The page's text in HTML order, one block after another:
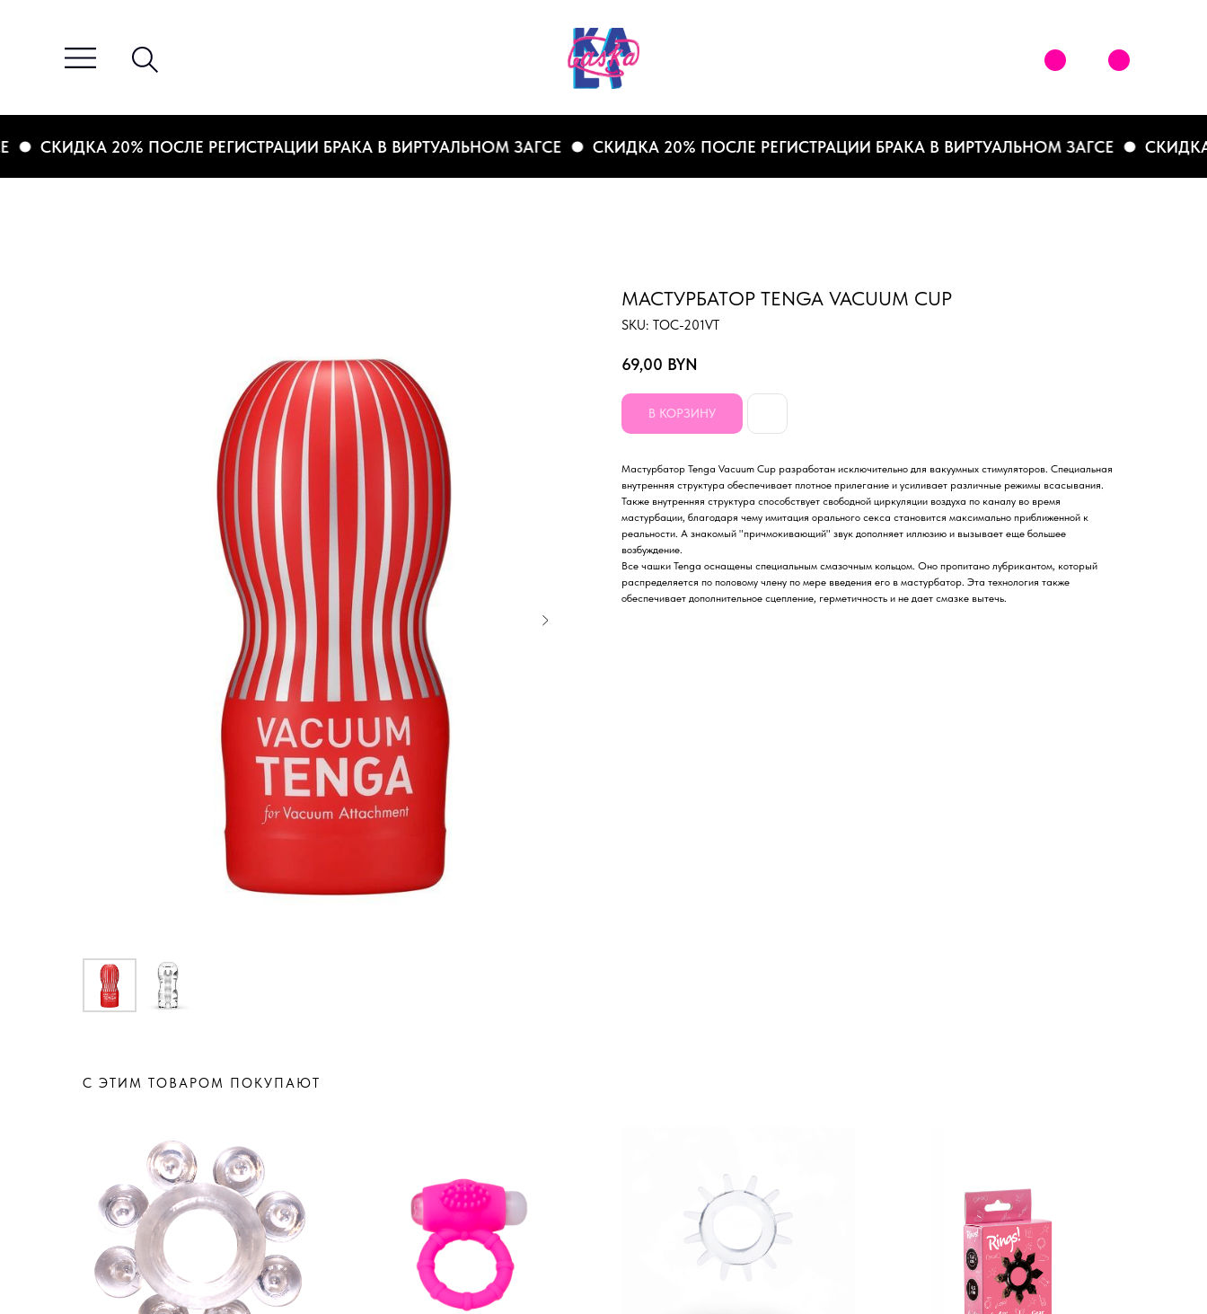
СКИДКА 20% ПОСЛЕ РЕГИСТРАЦИИ БРАКА В ВИРТУАЛЬНОМ ЗАГСЕ СКИДКА 20% ПОСЛЕ РЕГИСТРАЦИИ БРАКА В ВИРТУАЛЬНОМ ЗАГСЕ СКИДКА
МАСТУРБАТОР TENGA VACUUM CUP
SKU: TOC-201VT
69,00 BYN
В КОРЗИНУ
Мастурбатор Tenga Vacuum Cup разработан исключительно для вакуумных стимуляторов. Специальная
внутренняя структура обеспечивает плотное прилегание и усиливает различные режимы всасывания.
Также внутренняя структура способствует свободной циркуляции воздуха по каналу во время
мастурбации, благодаря чему имитация орального секса становится максимально приближенной к
реальности. А знакомый "причмокивающий" звук дополняет иллюзию и вызывает еще большее
возбуждение.
Все чашки Tenga оснащены специальным смазочным кольцом. Оно пропитано лубрикантом, который
распределяется по половому члену по мере введения его в мастурбатор. Эта технология также
обеспечивает дополнительное сцепление, герметичность и не дает смазке вытечь.
С ЭТИМ ТОВАРОМ ПОКУПАЮТ